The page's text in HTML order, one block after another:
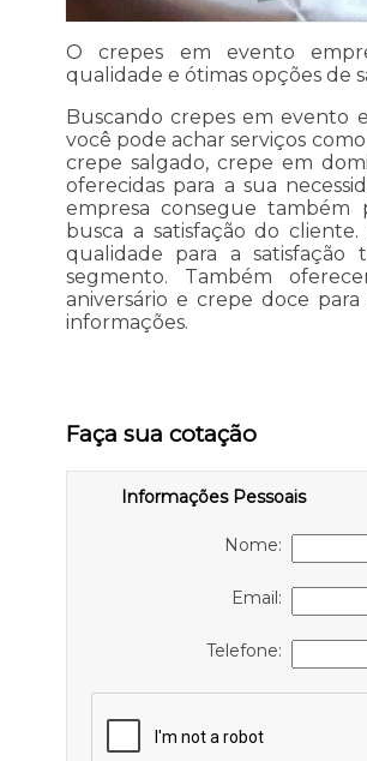
O crepes em evento
qualidade e ótimas opções de
Buscando crepes em evento
você pode achar serviços
crepe salgado, crepe em
oferecidas para a sua
empresa consegue
busca a satisfação do
qualidade para a
segmento. Também
aniversário e crepe doce
informações.
Faça sua cotação
Informações Pessoais
Nome:
Email:
Telefone: